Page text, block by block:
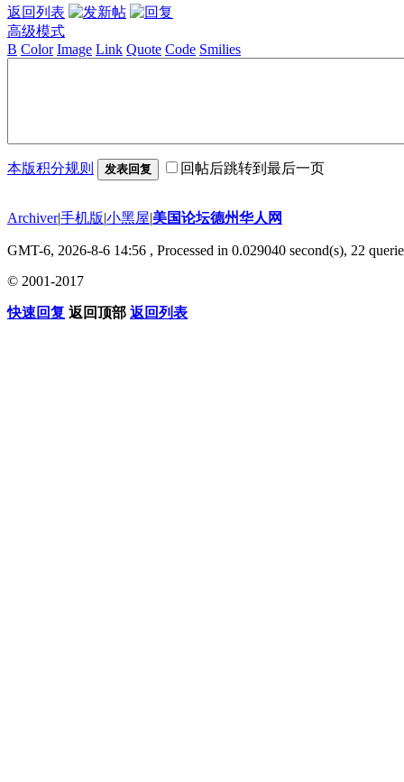
返回列表
高级模式
B Color Image Link Quote Code Smilies
本版积分规则 发表回复 回帖后跳转到最后一页
Archiver|手机版|小黑屋|美国论坛德州华人网
GMT-6, 2026-8-6 14:56 , Processed in 0.029040 second(s), 22
© 2001-2017
快速回复 返回顶部 返回列表